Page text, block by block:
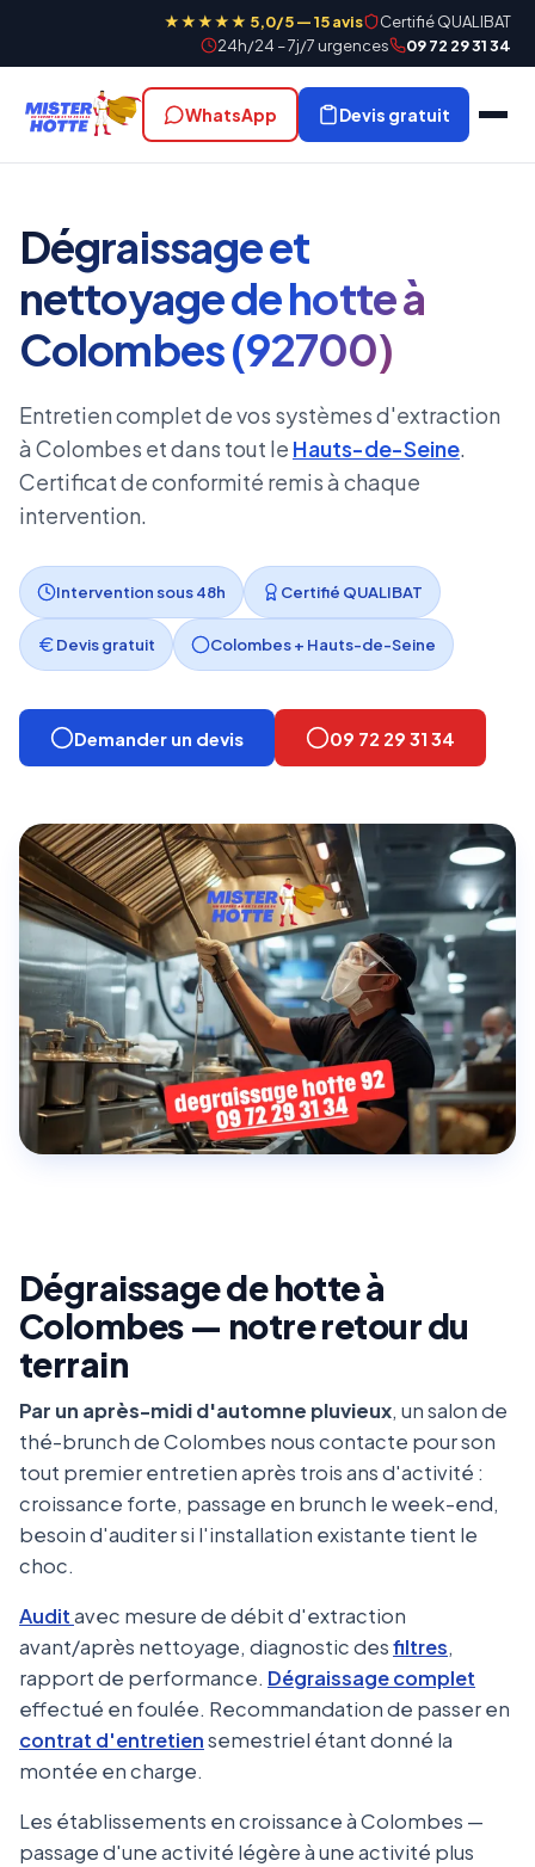
★★★★★ 5,0/5 — 15 avis
Certifié QUALIBAT
24h/24 – 7j/7 urgences
09 72 29 31 34
WhatsApp Devis gratuit
Dégraissage et
nettoyage de hotte à
Colombes (92700)
Entretien complet de vos systèmes d'extraction
à Colombes et dans tout le Hauts-de-Seine.
Certificat de conformité remis à chaque
intervention.
Intervention sous 48h Certifié QUALIBAT
Devis gratuit Colombes + Hauts-de-Seine
Demander un devis 09 72 29 31 34
Dégraissage de hotte à
Colombes — notre retour du
terrain
Par un après-midi d'automne pluvieux, un salon de
thé-brunch de Colombes nous contacte pour son
tout premier entretien après trois ans d'activité :
croissance forte, passage en brunch le week-end,
besoin d'auditer si l'installation existante tient le
choc.
Auditavec mesure de débit d'extraction
avant/après nettoyage, diagnostic desfiltres,
rapport de performance. Dégraissage complet
effectué en foulée. Recommandation de passer en
contrat d'entretiensemestriel étant donné la
montée en charge.
Les établissements en croissance à Colombes —
passage d'une activité légère à une activité plus